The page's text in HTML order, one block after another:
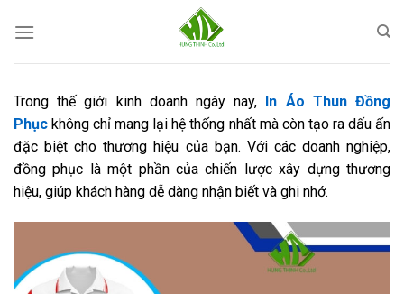
Trong thế giới kinh doanh ngày nay, In Áo Thun Đồng
Phục không chỉ mang lại hệ thống nhất mà còn tạo ra dấu ấn
đặc biệt cho thương hiệu của bạn. Với các doanh nghiệp,
đồng phục là một phần của chiến lược xây dựng thương
hiệu, giúp khách hàng dễ dàng nhận biết và ghi nhớ.